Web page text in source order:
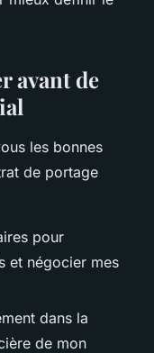
avant de
les bonnes
de portage
pour
et négocier mes
dans la
de mon